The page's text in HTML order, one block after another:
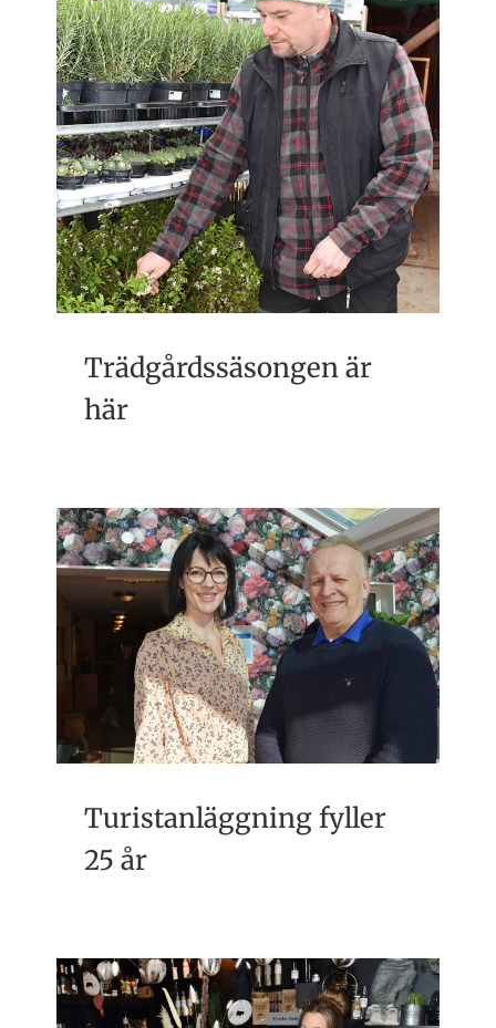
Trädgårdssäsongen är
här
Turistanläggning fyller
25 år